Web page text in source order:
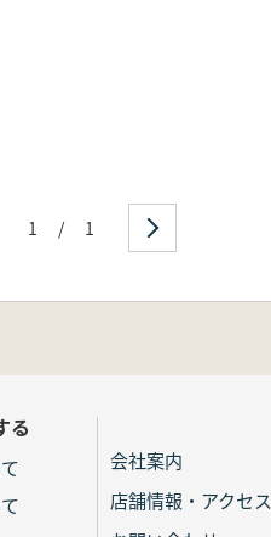
1 / 1
る
会社案内
店舗情報・アクセス